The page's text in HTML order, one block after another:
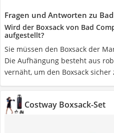
Fragen und Antworten zu
Wird der Boxsack von Bad
aufgestellt?
Sie müssen den Boxsack der
Die Aufhängung besteht aus
vernäht, um den Boxsack sicher
Costway Boxsack-Set